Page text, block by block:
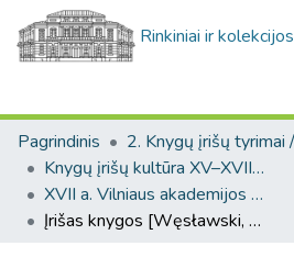
Rinkiniai ir kolekcijos
Pagrindinis
Knygų įrišų kultūra XV–XVIII a. LDK teritorijoje / Bookbinding culture in the 15th–18th-century GDL
XVII a. Vilniaus akademijos spaustuvės leidinių įrišai / 17-th century bindings of the Vilnius Academy printing house
Įrišas knygos [Węsławski, Samuel. Victor & victus Vincentius Corvinus Gosiewski supremus M.D.L. thesaurarius & campi [...]. [Vilnae : typis Academicis S.I.], 1691.]